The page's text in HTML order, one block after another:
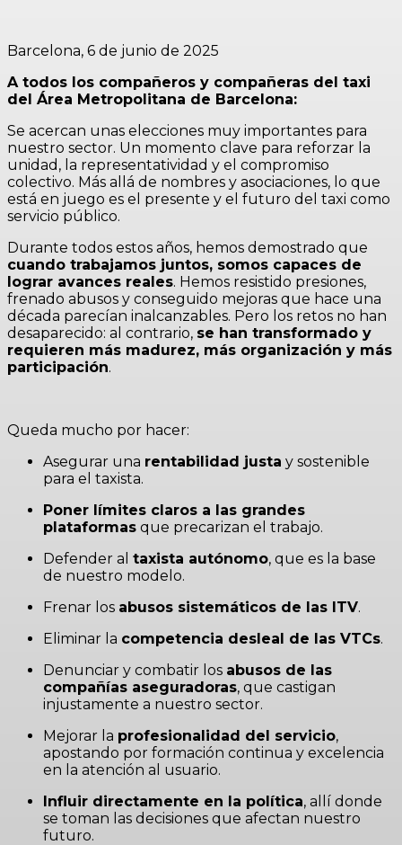
Barcelona, 6 de junio de 2025
A todos los compañeros y compañeras del taxi
del Área Metropolitana de Barcelona:
Se acercan unas elecciones muy importantes para
nuestro sector. Un momento clave para reforzar la
unidad, la representatividad y el compromiso
colectivo. Más allá de nombres y asociaciones, lo que
está en juego es el presente y el futuro del taxi como
servicio público.
Durante todos estos años, hemos demostrado que
cuando trabajamos juntos, somos capaces de
lograr avances reales. Hemos resistido presiones,
frenado abusos y conseguido mejoras que hace una
década parecían inalcanzables. Pero los retos no han
desaparecido: al contrario, se han transformado y
requieren más madurez, más organización y más
participación.
Queda mucho por hacer:
Asegurar una rentabilidad justa y sostenible
para el taxista.
Poner límites claros a las grandes
plataformas que precarizan el trabajo.
Defender al taxista autónomo, que es la base
de nuestro modelo.
Frenar los abusos sistemáticos de las ITV.
Eliminar la competencia desleal de las VTCs.
Denunciar y combatir los abusos de las
compañías aseguradoras, que castigan
injustamente a nuestro sector.
Mejorar la profesionalidad del servicio,
apostando por formación continua y excelencia
en la atención al usuario.
Influir directamente en la política, allí donde
se toman las decisiones que afectan nuestro
futuro.